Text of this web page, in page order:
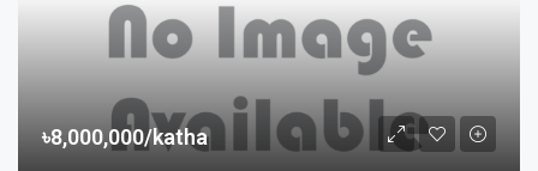
৳8,000,000/katha